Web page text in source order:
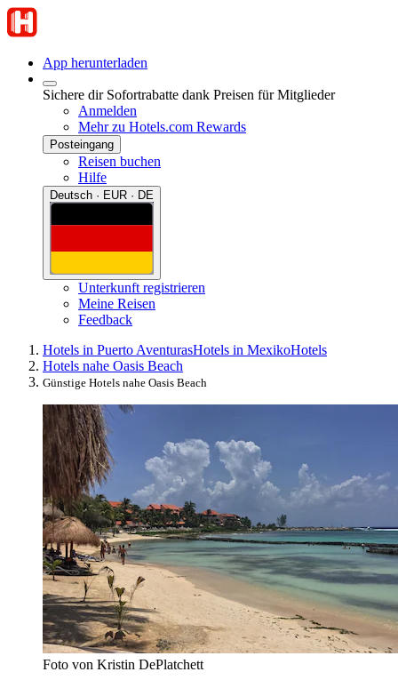
App herunterladen
Sichere dir Sofortrabatte dank Preisen für Mitglieder
Anmelden
Mehr zu Hotels.com Rewards
Posteingang
Reisen buchen
Hilfe
Deutsch · EUR · DE
Unterkunft registrieren
Meine Reisen
Feedback
Hotels in Puerto AventurasHotels in MexikoHotels
Hotels nahe Oasis Beach
Günstige Hotels nahe Oasis Beach
Foto von Kristin DePlatchett